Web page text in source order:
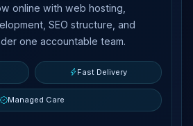
online with web hosting,
SEO structure, and
one accountable team.
Fast Delivery
Managed Care